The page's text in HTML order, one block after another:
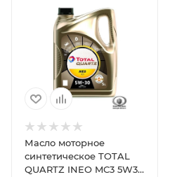
Масло моторное
синтетическое TOTAL
QUARTZ INEO MC3 5W30